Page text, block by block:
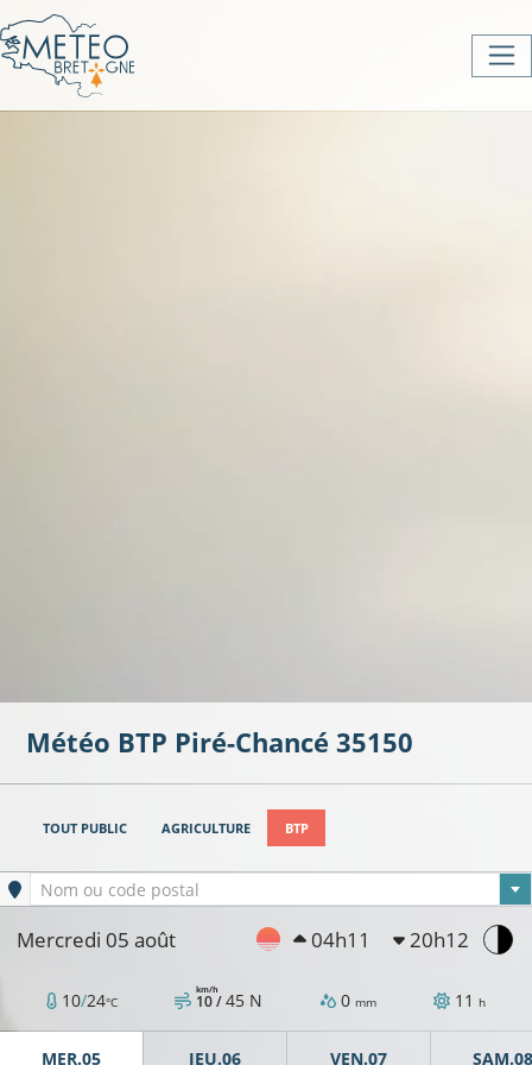
Météo BTP Piré-Chancé 35150
TOUT PUBLIC AGRICULTURE BTP
Ville sélectionnée
Nom ou code postal
Mercredi 05 août 04h11 20h12
10/24°C 10 /
km/h 45 N 0 mm 11 h
MER.05 JEU.06 VEN.07 SAM.08